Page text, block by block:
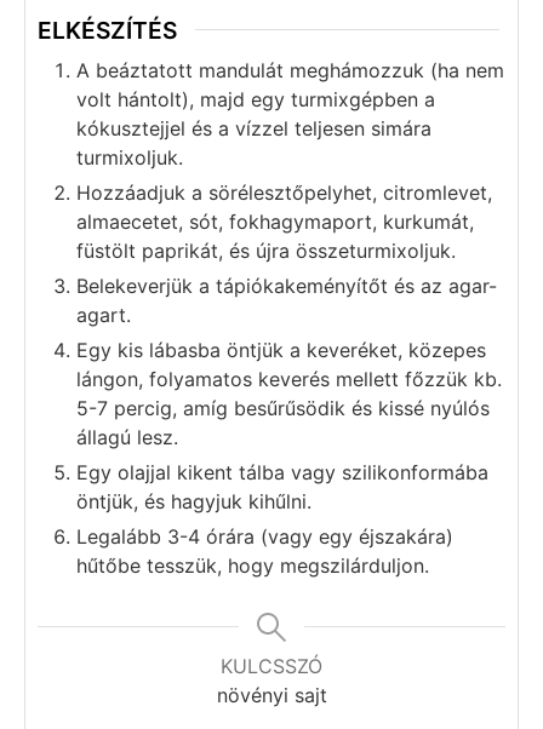
ELKÉSZÍTÉS
A beáztatott mandulát meghámozzuk (ha nem
volt hántolt), majd egy turmixgépben a
kókusztejjel és a vízzel teljesen simára
turmixoljuk.
Hozzáadjuk a sörélesztőpelyhet, citromlevet,
almaecetet, sót, fokhagymaport, kurkumát,
füstölt paprikát, és újra összeturmixoljuk.
Belekeverjük a tápiókakeményítőt és az agar-
agart.
Egy kis lábasba öntjük a keveréket, közepes
lángon, folyamatos keverés mellett főzzük kb.
5-7 percig, amíg besűrűsödik és kissé nyúlós
állagú lesz.
Egy olajjal kikent tálba vagy szilikonformába
öntjük, és hagyjuk kihűlni.
Legalább 3-4 órára (vagy egy éjszakára)
hűtőbe tesszük, hogy megszilárduljon.
KULCSSZÓ
növényi sajt